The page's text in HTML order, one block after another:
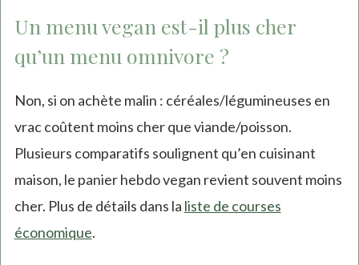
Un menu vegan est-il plus cher
qu’un menu omnivore ?
Non, si on achète malin : céréales/légumineuses en
vrac coûtent moins cher que viande/poisson.
Plusieurs comparatifs soulignent qu’en cuisinant
maison, le panier hebdo vegan revient souvent moins
cher. Plus de détails dans la liste de courses
économique.